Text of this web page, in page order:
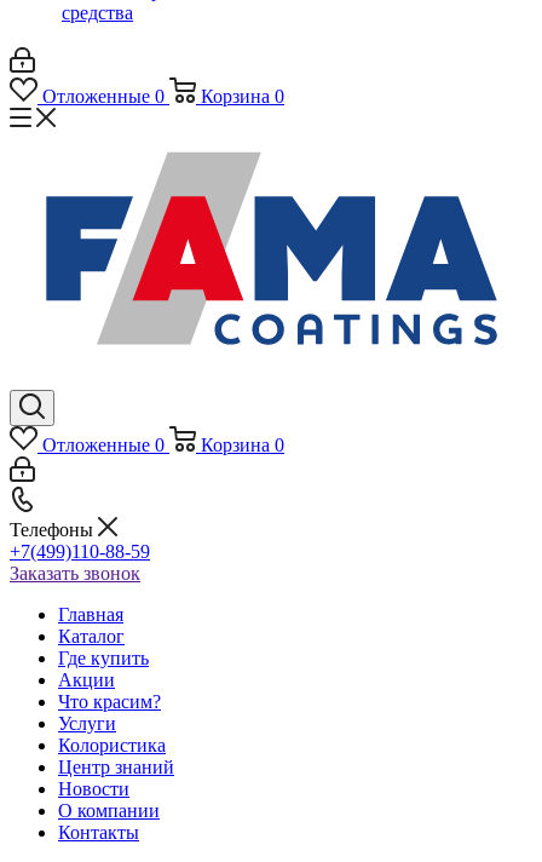
средства
Отложенные 0 Корзина 0
Отложенные 0 Корзина 0
Телефоны
+7(499)110-88-59
Заказать звонок
Главная
Каталог
Где купить
Акции
Что красим?
Услуги
Колористика
Центр знаний
Новости
О компании
Контакты